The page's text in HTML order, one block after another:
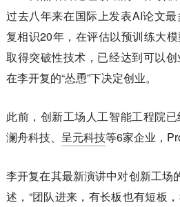
过去八年来在国际上发表AI论文
复相识20年，在评估以预训练大
取得突破性技术，已经达到可以
在李开复的“怂恿”下决定创业。
此前，创新工场人工智能工程院已
澜舟科技、 呈元科技等6家企业，
李开复在其最新演讲中对创新工场
述，“团队进来，有长板也有短板